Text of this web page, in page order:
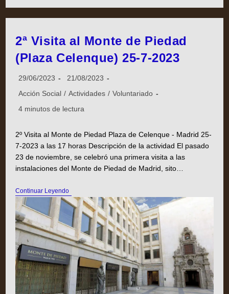
2ª Visita al Monte de Piedad
(Plaza Celenque) 25-7-2023
29/06/2023
21/08/2023
Acción Social / Actividades / Voluntariado
4 minutos de lectura
2º Visita al Monte de Piedad Plaza de Celenque - Madrid 25-
7-2023 a las 17 horas Descripción de la actividad El pasado
23 de noviembre, se celebró una primera visita a las
instalaciones del Monte de Piedad de Madrid, sito…
Continuar Leyendo